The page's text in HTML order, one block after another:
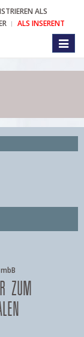
ALS
ALS INSERENT
ZUM